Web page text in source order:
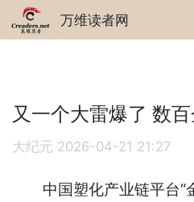
万维读者网
又一个大雷爆了 数
大纪元 2026-04-21 21:27
中国塑化产业链平台“